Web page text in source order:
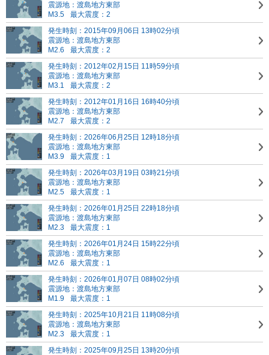
震源地：渡島地方東部
M3.5
最大震度：2
発生時刻：2015年09月06日 13時02分頃
震源地：渡島地方東部
M2.6
最大震度：2
発生時刻：2012年02月15日 11時59分頃
震源地：渡島地方東部
M3.1
最大震度：2
発生時刻：2012年01月16日 16時40分頃
震源地：渡島地方東部
M2.7
最大震度：2
発生時刻：2026年06月25日 12時18分頃
震源地：渡島地方東部
M3.9
最大震度：1
発生時刻：2026年03月19日 03時21分頃
震源地：渡島地方東部
M2.5
最大震度：1
発生時刻：2026年01月25日 22時18分頃
震源地：渡島地方東部
M2.3
最大震度：1
発生時刻：2026年01月24日 15時22分頃
震源地：渡島地方東部
M2.6
最大震度：1
発生時刻：2026年01月07日 08時02分頃
震源地：渡島地方東部
M1.9
最大震度：1
発生時刻：2025年10月21日 11時08分頃
震源地：渡島地方東部
M2.3
最大震度：1
発生時刻：2025年09月25日 13時20分頃